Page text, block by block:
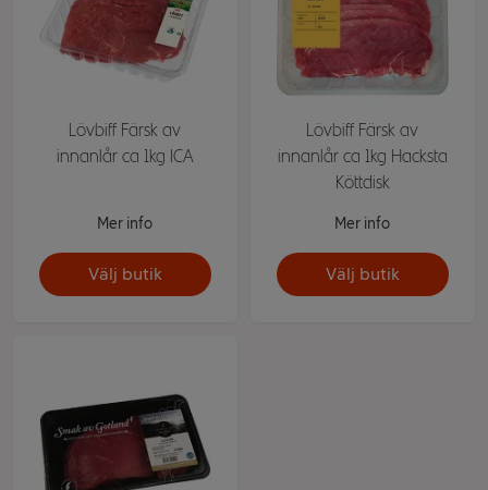
Lövbiff Färsk av
innanlår ca 1kg ICA
Mer info
Välj butik
Lövbiff Färsk av
innanlår ca 1kg Hacksta
Köttdisk
Mer info
Välj butik